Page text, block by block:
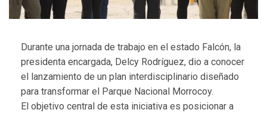
Durante una jornada de trabajo en el estado Falcón, la
presidenta encargada, Delcy Rodríguez, dio a conocer
el lanzamiento de un plan interdisciplinario diseñado
para transformar el Parque Nacional Morrocoy.
El objetivo central de esta iniciativa es posicionar a